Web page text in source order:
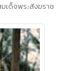
เด็จพระสังฆราช